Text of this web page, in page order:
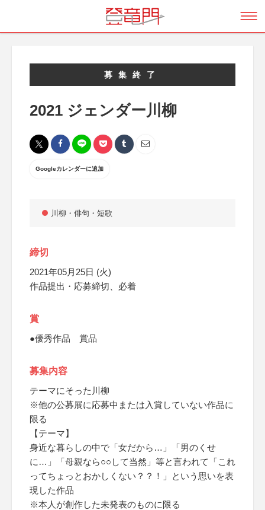
募集終了
2021 ジェンダー川柳
Googleカレンダーに追加
川柳・俳句・短歌
締切
2021年05月25日 (火)
作品提出・応募締切、必着
賞
●優秀作品 賞品
募集内容
テーマにそった川柳
※他の公募展に応募中または入賞していない作品に
限る
【テーマ】
身近な暮らしの中で「女だから…」「男のくせ
に…」「母親なら○○して当然」等と言われて「これ
ってちょっとおかしくない？？！」という思いを表
現した作品
※本人が創作した未発表のものに限る